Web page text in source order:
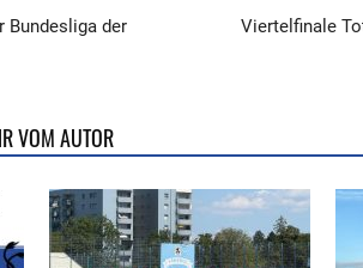
Bundesliga der
Viertelfinale
VOM AUTOR